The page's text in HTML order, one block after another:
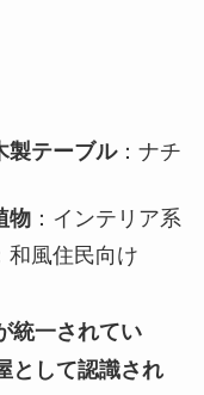
製テーブル：ナチ
物：インテリア系
和風住民向け
統一されてい
として認識され